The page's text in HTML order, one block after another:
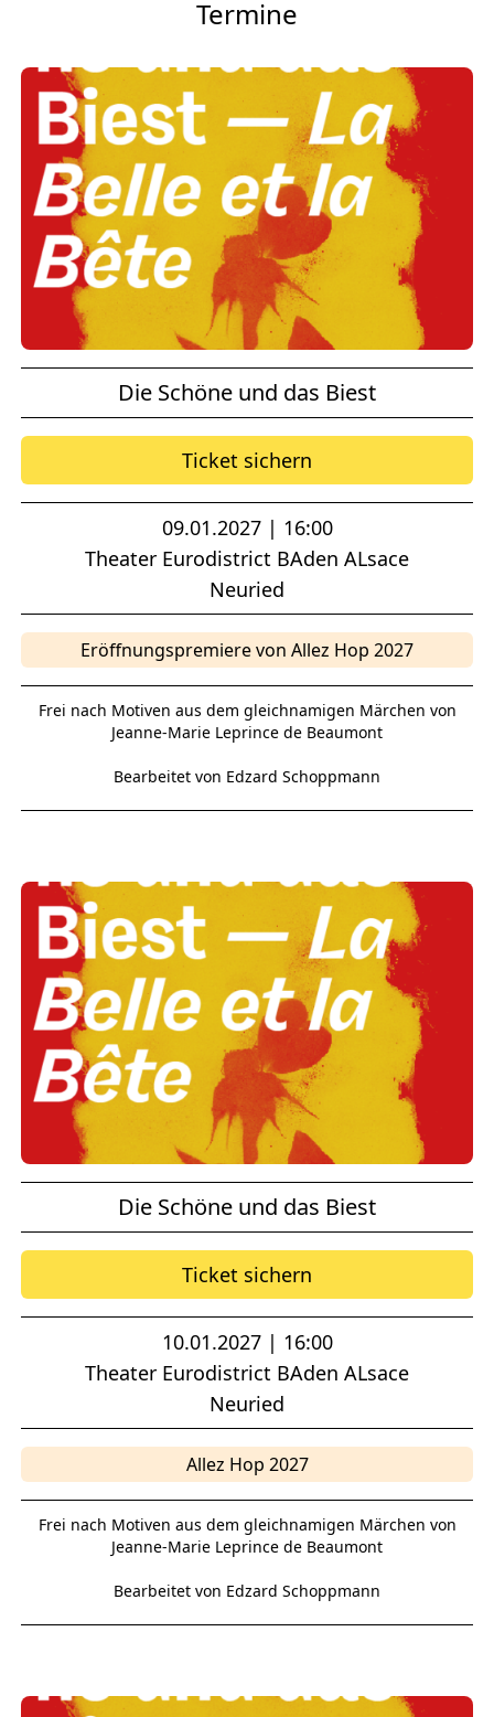
Termine
Die Schöne und das Biest
Ticket sichern
09.01.2027 | 16:00
Theater Eurodistrict BAden ALsace
Neuried
Eröffnungspremiere von Allez Hop 2027
Frei nach Motiven aus dem gleichnamigen Märchen von
Jeanne-Marie Leprince de Beaumont
Bearbeitet von Edzard Schoppmann
Die Schöne und das Biest
Ticket sichern
10.01.2027 | 16:00
Theater Eurodistrict BAden ALsace
Neuried
Allez Hop 2027
Frei nach Motiven aus dem gleichnamigen Märchen von
Jeanne-Marie Leprince de Beaumont
Bearbeitet von Edzard Schoppmann